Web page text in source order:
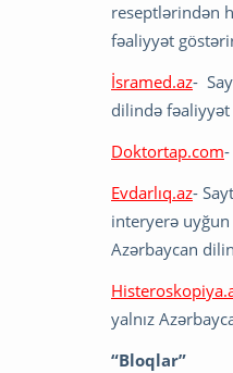
reseptlərindən
fəaliyyət
İsramed.az-
dilində
Doktortap.com
Evdarlıq.az-
interyerə uyğun
Azərbaycan
yalnız
“Bloqlar”